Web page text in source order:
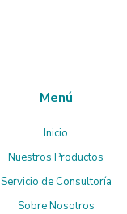
Menú
Inicio
Nuestros Productos
Servicio de Consultoría
Sobre Nosotros